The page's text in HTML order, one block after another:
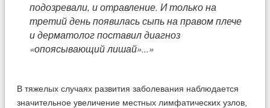
подозревали, и отравление. И только на
третий день появилась сыпь на правом плече
и дерматолог поставил диагноз
«опоясывающий лишай»...»
В тяжелых случаях развития заболевания наблюдается
значительное увеличение местных лимфатических узлов,